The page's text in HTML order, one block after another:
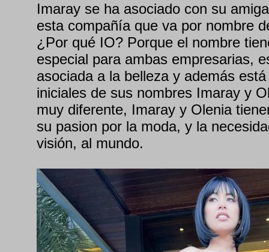
Imaray se ha asociado con su
esta compañía que va por nombre
¿Por qué IO? Porque el nombre
especial para ambas empresarias,
asociada a la belleza y además
iniciales de sus nombres Imaray y
muy diferente, Imaray y Olenia
su pasion por la moda, y la
visión, al mundo.